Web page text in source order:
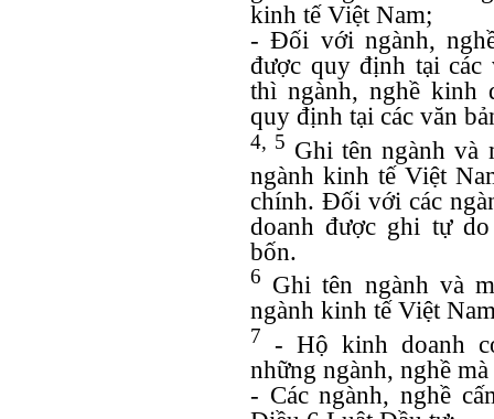
kinh tế Việt Nam;
- Đối với ngành,
được quy định tại các
thì ngành, nghề kinh
quy định tại các văn
4, 5 Ghi tên ngành và
ngành kinh tế Việt
chính. Đối với các
doanh được ghi tự
bốn.
6 Ghi tên ngành và
ngành kinh tế Việt
7
- Hộ kinh doanh
những ngành, nghề
- Các ngành, nghề